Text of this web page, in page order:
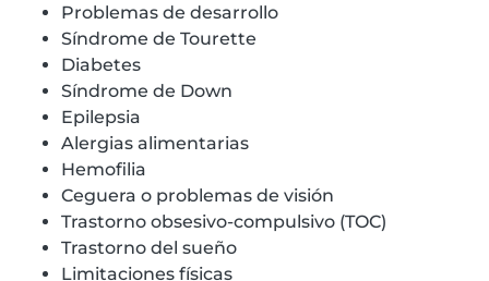
Problemas de desarrollo
Síndrome de Tourette
Diabetes
Síndrome de Down
Epilepsia
Alergias alimentarias
Hemofilia
Ceguera o problemas de visión
Trastorno obsesivo-compulsivo (TOC)
Trastorno del sueño
Limitaciones físicas